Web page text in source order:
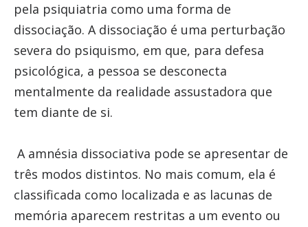
pela psiquiatria como uma forma de
dissociação. A dissociação é uma perturbação
severa do psiquismo, em que, para defesa
psicológica, a pessoa se desconecta
mentalmente da realidade assustadora que
tem diante de si.
A amnésia dissociativa pode se apresentar de
três modos distintos. No mais comum, ela é
classificada como localizada e as lacunas de
memória aparecem restritas a um evento ou